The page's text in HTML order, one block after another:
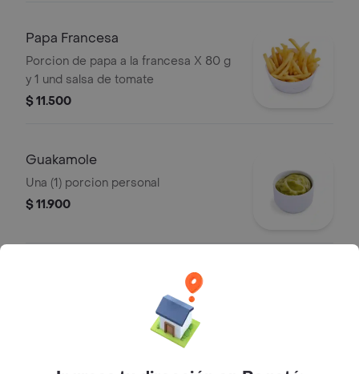
Papa Francesa
Porcion de papa a la francesa X 80 g
y 1 und salsa de tomate
$ 11.500
Guakamole
Una (1) porcion personal
$ 11.900